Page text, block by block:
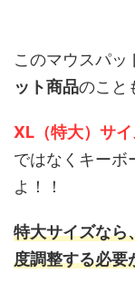
このマウスパッ
ット商品のこと
XL（特大）サ
ではなくキーボ
よ！！
特大サイズなら
度調整する必要